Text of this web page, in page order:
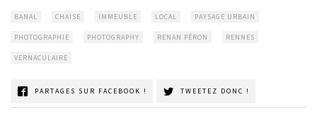
BANAL CHAISE IMMEUBLE LOCAL PAYSAGE URBAIN
PHOTOGRAPHIE PHOTOGRAPHY RENAN PÉRON RENNES
VERNACULAIRE
PARTAGES SUR FACEBOOK ! TWEETEZ DONC !